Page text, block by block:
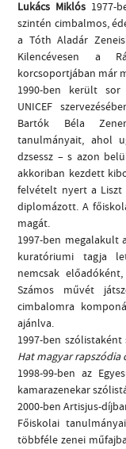
Lukács Miklós 1977-
szintén cimbalmos,
a Tóth Aladár
Kilencévesen a
korcsoportjában már
1990-ben került sor
UNICEF
Bartók Béla
tanulmányait, ahol
dzsessz – s azon
akkoriban kezdett
felvételt nyert a Liszt
diplomázott. A
magát.
1997-ben megalakult
kuratóriumi tagja
nemcsak
Számos művét
cimbalomra
ajánlva.
1997-ben
Hat magyar rapszódia
1998-99-ben az
kamarazenekar
2000-ben Artisjus-
Főiskolai
többféle zenei